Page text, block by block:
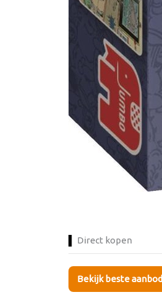
Direct kopen
Bekijk beste aanbod